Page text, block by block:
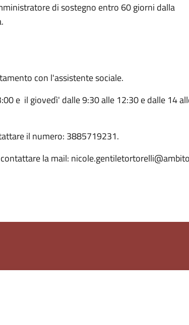
di sostegno entro 60 giorni dalla
con l'assistente sociale.
e il giovedì' dalle 9:30 alle 12:30 e dalle 14
il numero: 3885719231.
la mail: